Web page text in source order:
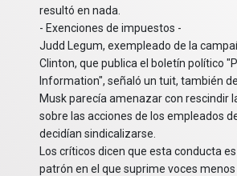
resultó en nada.
- Exenciones de impuestos -
Judd Legum, exempleado de la
Clinton, que publica el boletín político
Information", señaló un tuit, también
Musk parecía amenazar con rescindir
sobre las acciones de los empleados
decidían sindicalizarse.
Los críticos dicen que esta conducta
patrón en el que suprime voces